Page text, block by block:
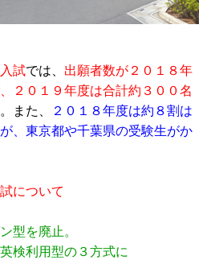
試では、 出願者数が２０１８年
２０１９年度は合計約３００名
。また、
２０１８年度は約８割は
、東京都や千葉県の受験生がか
について
型を廃止。
検利用型の３方式に